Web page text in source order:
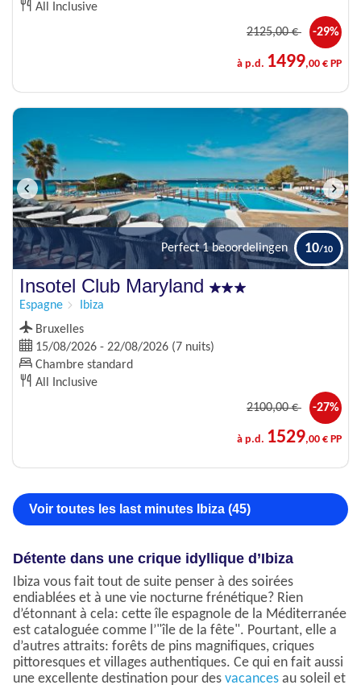
All Inclusive
2125,00 € -29%
à p.d. 1499,00 € PP
Perfect 1 beoordelingen 10
Insotel Club Maryland
Espagne
Ibiza
Bruxelles
15/08/2026 - 22/08/2026 (7 nuits)
Chambre standard
All Inclusive
2100,00 € -27%
à p.d. 1529,00 € PP
Voir toutes les last minutes Ibiza (45)
Détente dans une crique idyllique d’Ibiza
Ibiza vous fait tout de suite penser à des soirées
endiablées et à une vie nocturne frénétique? Rien
d’étonnant à cela: cette île espagnole de la Méditerranée
est cataloguée comme l’"île de la fête". Pourtant, elle a
d’autres attraits: forêts de pins magnifiques, criques
pittoresques et villages authentiques. Ce qui en fait aussi
une excellente destination pour des vacances au soleil et